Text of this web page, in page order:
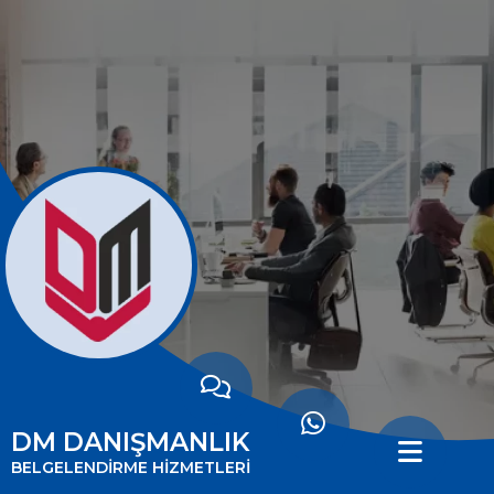
ANASAYFA
HAKKIMIZDA
HİZMETLERİMİZ
MİSYONUMUZ
VİZYONUMUZ
BELGELENDİRMENİN
FAYDALARI
DM DANIŞMANLIK
BELGELENDİRME HİZMETLERİ